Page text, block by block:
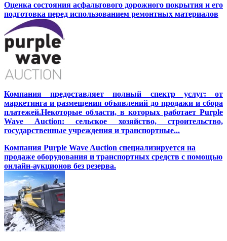
Оценка состояния асфальтового дорожного покрытия и его
подготовка перед использованием ремонтных материалов
Компания предоставляет полный спектр услуг: от
маркетинга и размещения объявлений до продажи и сбора
платежей.Некоторые области, в которых работает Purple
Wave Auction: сельское хозяйство, строительство,
государственные учреждения и транспортные...
Компания Purple Wave Auction специализируется на
продаже оборудования и транспортных средств с помощью
онлайн-аукционов без резерва.